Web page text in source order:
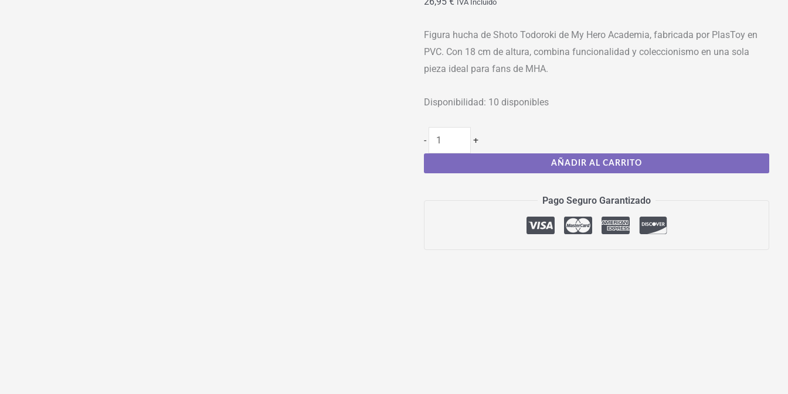
IVA Incluído
Figura hucha de Shoto Todoroki de My Hero Academia, fabricada por PlasToy en
PVC. Con 18 cm de altura, combina funcionalidad y coleccionismo en una sola
pieza ideal para fans de MHA.
Disponibilidad: 10 disponibles
- +
AÑADIR AL CARRITO
Pago Seguro Garantizado